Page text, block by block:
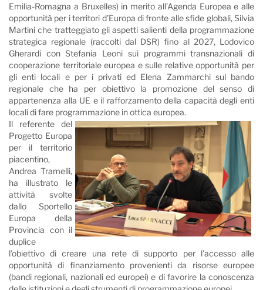
Emilia-Romagna a Bruxelles) in merito all’Agenda Europea e alle
opportunità per i territori d’Europa di fronte alle sfide globali, Silvia
Martini che tratteggiato gli aspetti salienti della programmazione
strategica regionale (raccolti dal DSR) fino al 2027, Lodovico
Gherardi con Stefania Leoni sui programmi transnazionali di
cooperazione territoriale europea e sulle relative opportunità per
gli enti locali e per i privati ed Elena Zammarchi sul bando
regionale che ha per obiettivo la promozione del senso di
appartenenza alla UE e il rafforzamento della capacità degli enti
locali di fare programmazione in ottica europea.
Il referente del
Progetto Europa
per il territorio
piacentino,
Andrea Tramelli,
ha illustrato le
attività svolte
dallo Sportello
Europa della
Provincia con il
duplice
l’obiettivo di creare una rete di supporto per l’accesso alle
opportunità di finanziamento provenienti da risorse europee
(bandi regionali, nazionali ed europei) e di favorire la conoscenza